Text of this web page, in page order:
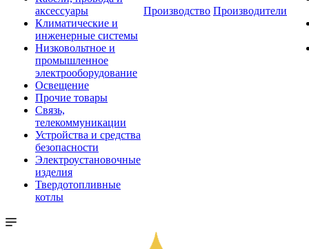
аксессуары
Климатические и
инженерные системы
Низковольтное и
промышленное
электрооборудование
Освещение
Прочие товары
Связь,
телекоммуникации
Устройства и средства
безопасности
Электроустановочные
изделия
Твердотопливные
котлы
Производство Производители